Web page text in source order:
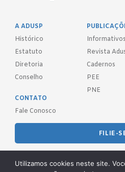
A ADUSP
Histórico
Estatuto
Diretoria
Conselho
Informativos
Revista
Cadernos
PEE
PNE
CONTATO
Fale Conosco
FILIE-
Utilizamos cookies neste site.